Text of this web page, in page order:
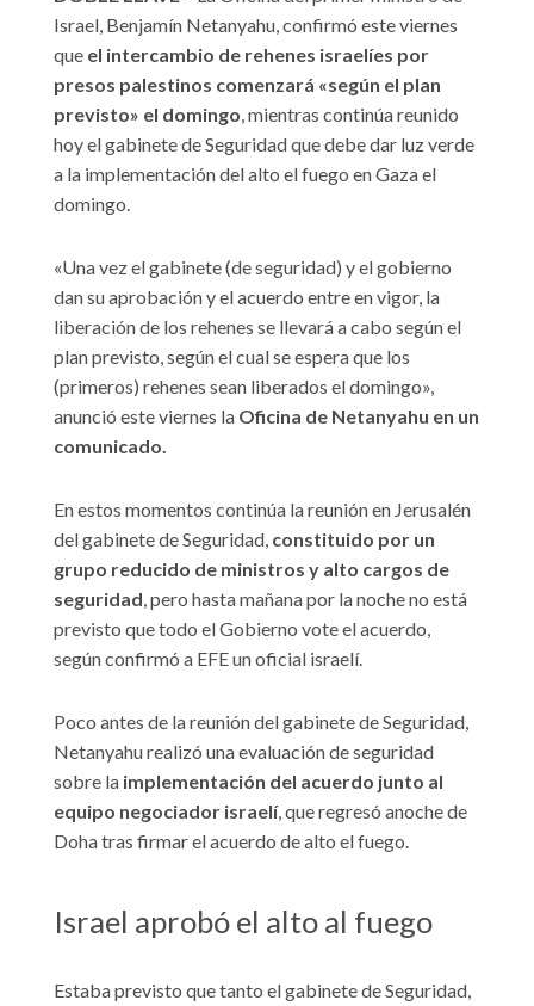
Israel, Benjamín Netanyahu, confirmó este viernes
que el intercambio de rehenes israelíes por
presos palestinos comenzará «según el plan
previsto» el domingo, mientras continúa reunido
hoy el gabinete de Seguridad que debe dar luz verde
a la implementación del alto el fuego en Gaza el
domingo.
«Una vez el gabinete (de seguridad) y el gobierno
dan su aprobación y el acuerdo entre en vigor, la
liberación de los rehenes se llevará a cabo según el
plan previsto, según el cual se espera que los
(primeros) rehenes sean liberados el domingo»,
anunció este viernes la Oficina de Netanyahu en un
comunicado.
En estos momentos continúa la reunión en Jerusalén
del gabinete de Seguridad, constituido por un
grupo reducido de ministros y alto cargos de
seguridad, pero hasta mañana por la noche no está
previsto que todo el Gobierno vote el acuerdo,
según confirmó a EFE un oficial israelí.
Poco antes de la reunión del gabinete de Seguridad,
Netanyahu realizó una evaluación de seguridad
sobre la implementación del acuerdo junto al
equipo negociador israelí, que regresó anoche de
Doha tras firmar el acuerdo de alto el fuego.
Israel aprobó el alto al fuego
Estaba previsto que tanto el gabinete de Seguridad,